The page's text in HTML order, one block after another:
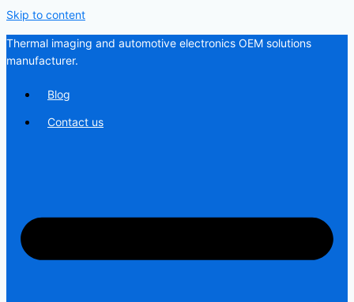
Skip to content
Thermal imaging and automotive electronics OEM solutions
manufacturer.
Blog
Contact us